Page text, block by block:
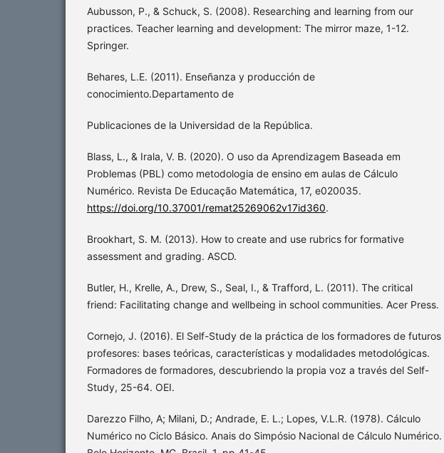
Aubusson, P., & Schuck, S. (2008). Researching and learning from our
practices. Teacher learning and development: The mirror maze, 1-12.
Springer.
Behares, L.E. (2011). Enseñanza y producción de
conocimiento.Departamento de
Publicaciones de la Universidad de la República.
Blass, L., & Irala, V. B. (2020). O uso da Aprendizagem Baseada em
Problemas (PBL) como metodologia de ensino em aulas de Cálculo
Numérico. Revista De Educação Matemática, 17, e020035.
https://doi.org/10.37001/remat25269062v17id360.
Brookhart, S. M. (2013). How to create and use rubrics for formative
assessment and grading. ASCD.
Butler, H., Krelle, A., Drew, S., Seal, I., & Trafford, L. (2011). The critical
friend: Facilitating change and wellbeing in school communities. Acer Press.
Cornejo, J. (2016). El Self-Study de la práctica de los formadores de futuros
profesores: bases teóricas, características y modalidades metodológicas.
Formadores de formadores, descubriendo la propia voz a través del Self-
Study, 25-64. OEI.
Darezzo Filho, A; Milani, D.; Andrade, E. L.; Lopes, V.L.R. (1978). Cálculo
Numérico no Ciclo Básico. Anais do Simpósio Nacional de Cálculo Numérico.